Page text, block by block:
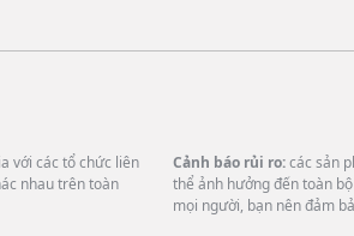
với các tổ chức liên
nhau trên toàn
Cảnh báo rủi ro:các sản
thể ảnh hưởng đến toàn
mọi người, bạn nên đảm